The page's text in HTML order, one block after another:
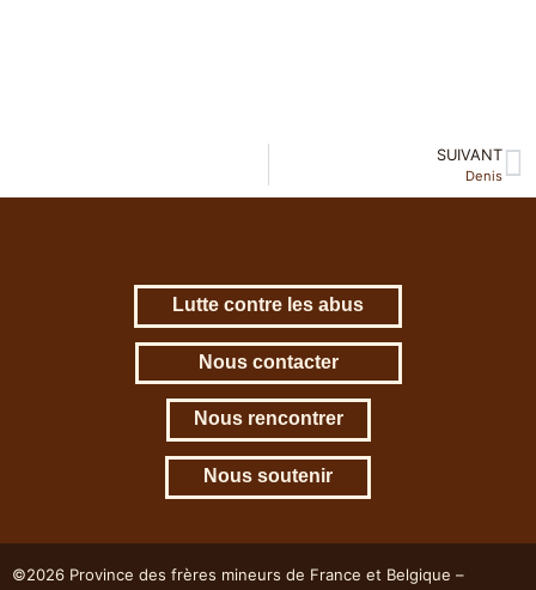
SUIVANT
Denis
Lutte contre les abus
Nous contacter
Nous rencontrer
Nous soutenir
©2026 Province des frères mineurs de France et Belgique –